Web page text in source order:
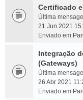
Certificado
Última
21 Jun 2021
Enviado em
Integração
(Gateways)
Última
26 Abr 2021
Enviado em